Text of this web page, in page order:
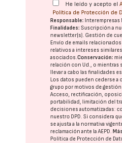
He leído y acepto el
Política de Protección de
Responsable: Interempresas
Finalidades: Suscripción a
newsletter(s). Gestión de
Envío de emails
relativos a intereses
asociados.Conservación:
relación con Ud., o mientras
llevar a cabo las finalidades
Los datos pueden cederse a
grupo por motivos de
Acceso, rectificación,
portabilidad, limitación del
decisiones automatizadas:
nuestro DPD. Si considera
se ajusta a la normativa
reclamación ante laAEPD.
Política de Protección de